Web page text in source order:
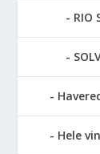
RIO
Hele